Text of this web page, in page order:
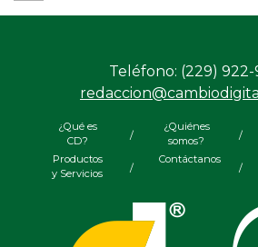
Teléfono: (229) 922-
¿Qué es
CD?
/
¿Quiénes
somos?
/
Productos
y Servicios
/
Contáctanos
/